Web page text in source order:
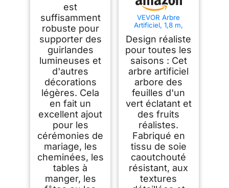
est
suffisamment
robuste pour
supporter des
guirlandes
lumineuses et
d'autres
décorations
légères. Cela
en fait un
excellent ajout
pour les
cérémonies de
mariage, les
cheminées, les
tables à
manger, les
VEVOR Arbre
Artificiel, 1,8 m,
PE Olivier Artificiel
avec Pot Noir, Tronc
et Feuilles Vertes
Réalistes, Faux
Arbre pour Bureau,
Salon, Chambre à
Coucher, Décoration
d'Intérieur
Design réaliste
pour toutes les
saisons : Cet
arbre artificiel
arbore des
feuilles d'un
vert éclatant et
des fruits
réalistes.
Fabriqué en
tissu de soie
caoutchouté
résistant, aux
textures